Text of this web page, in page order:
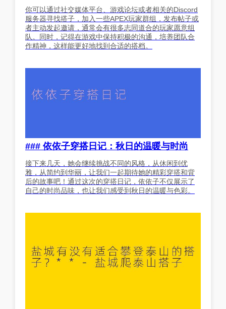
你可以通过社交媒体平台、游戏论坛或者相关的Discord
服务器寻找搭子，加入一些APEX玩家群组，发布帖子或
者主动发起邀请，通常会有很多志同道合的玩家愿意组
队。同时，记得在游戏中保持积极的沟通，培养团队合
作精神，这样能更好地找到合适的搭档。
### 依依子穿搭日记：秋日的温暖与时尚
接下来几天，她会继续挑战不同的风格，从休闲到优
雅，从简约到华丽，让我们一起期待她的精彩穿搭和背
后的故事吧！通过这次的穿搭日记，依依子不仅展示了
自己的时尚品味，也让我们感受到秋日的温暖与色彩。